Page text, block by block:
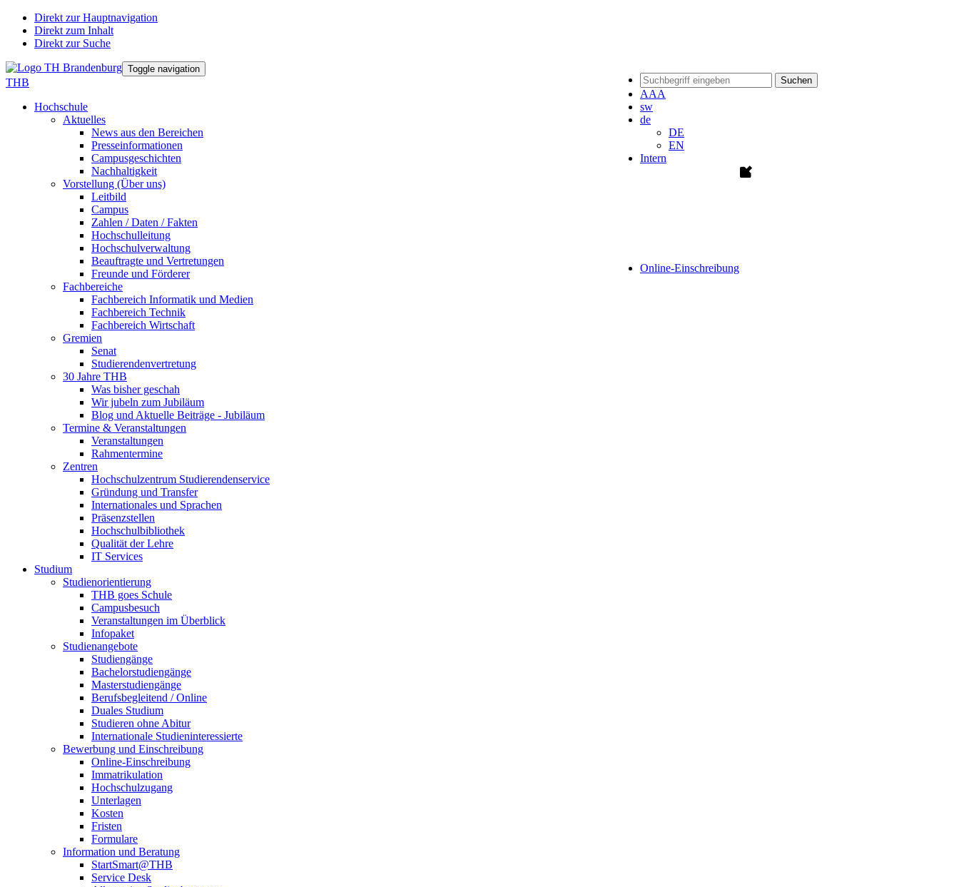
Direkt zur Hauptnavigation
Direkt zum Inhalt
Direkt zur Suche
Suchen
AAA
sw
de
DE
EN
Intern
Online-Einschreibung
Toggle navigation
THB
Hochschule
Aktuelles
News aus den Bereichen
Presseinformationen
Campusgeschichten
Nachhaltigkeit
Vorstellung (Über uns)
Leitbild
Campus
Zahlen / Daten / Fakten
Hochschulleitung
Hochschulverwaltung
Beauftragte und Vertretungen
Freunde und Förderer
Fachbereiche
Fachbereich Informatik und Medien
Fachbereich Technik
Fachbereich Wirtschaft
Gremien
Senat
Studierendenvertretung
30 Jahre THB
Was bisher geschah
Wir jubeln zum Jubiläum
Blog und Aktuelle Beiträge - Jubiläum
Termine & Veranstaltungen
Veranstaltungen
Rahmentermine
Zentren
Hochschulzentrum Studierendenservice
Gründung und Transfer
Internationales und Sprachen
Präsenzstellen
Hochschulbibliothek
Qualität der Lehre
IT Services
Studium
Studienorientierung
THB goes Schule
Campusbesuch
Veranstaltungen im Überblick
Infopaket
Studienangebote
Studiengänge
Bachelorstudiengänge
Masterstudiengänge
Berufsbegleitend / Online
Duales Studium
Studieren ohne Abitur
Internationale Studieninteressierte
Bewerbung und Einschreibung
Online-Einschreibung
Immatrikulation
Hochschulzugang
Unterlagen
Kosten
Fristen
Formulare
Information und Beratung
StartSmart@THB
Service Desk